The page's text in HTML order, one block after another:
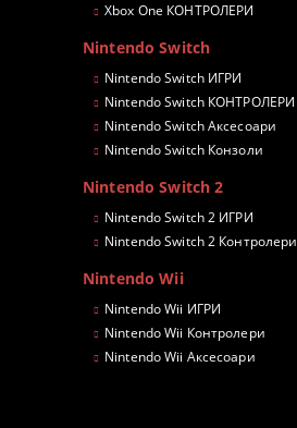
Xbox One КОНТРОЛЕРИ
Nintendo Switch
Nintendo Switch ИГРИ
Nintendo Switch КОНТРОЛЕРИ
Nintendo Switch Аксесоари
Nintendo Switch Конзоли
Nintendo Switch 2
Nintendo Switch 2 ИГРИ
Nintendo Switch 2 Контролери
Nintendo Wii
Nintendo Wii ИГРИ
Nintendo Wii Контролери
Nintendo Wii Аксесоари